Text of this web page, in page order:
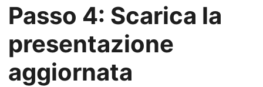
Passo 4: Scarica la
presentazione
aggiornata